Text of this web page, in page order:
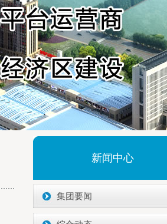
新闻中心
集团要闻